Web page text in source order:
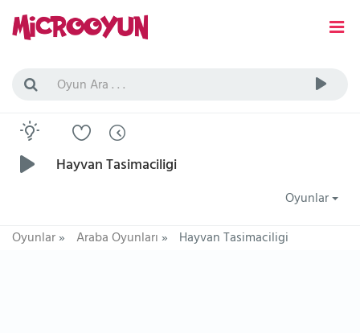
Hayvan Tasimaciligi
Oyunlar
Oyunlar» Araba Oyunları» Hayvan Tasimaciligi